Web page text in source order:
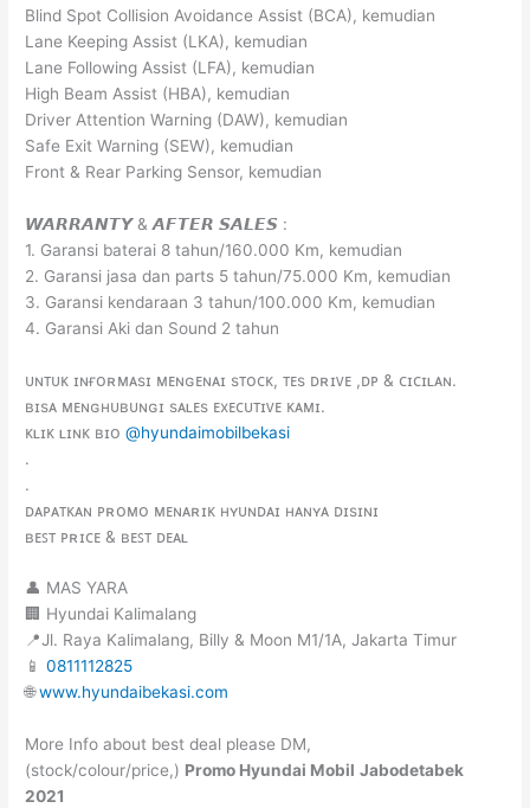
Blind Spot Collision Avoidance Assist (BCA), kemudian
Lane Keeping Assist (LKA), kemudian
Lane Following Assist (LFA), kemudian
High Beam Assist (HBA), kemudian
Driver Attention Warning (DAW), kemudian
Safe Exit Warning (SEW), kemudian
Front & Rear Parking Sensor, kemudian
𝙒𝘼𝙍𝙍𝘼𝙉𝙏𝙔 & 𝘼𝙁𝙏𝙀𝙍 𝙎𝘼𝙇𝙀𝙎 :
1. Garansi baterai 8 tahun/160.000 Km, kemudian
2. Garansi jasa dan parts 5 tahun/75.000 Km, kemudian
3. Garansi kendaraan 3 tahun/100.000 Km, kemudian
4. Garansi Aki dan Sound 2 tahun
ᴜɴᴛᴜᴋ ɪɴғᴏʀᴍᴀsɪ ᴍᴇɴɢᴇɴᴀɪ sᴛᴏᴄᴋ, ᴛᴇs ᴅʀɪᴠᴇ ,ᴅᴘ & ᴄɪᴄɪʟᴀɴ.
ʙɪsᴀ ᴍᴇɴɢʜᴜʙᴜɴɢɪ sᴀʟᴇs ᴇxᴇᴄᴜᴛɪᴠᴇ ᴋᴀᴍɪ.
ᴋʟɪᴋ ʟɪɴᴋ ʙɪᴏ@hyundaimobilbekasi
.
.
ᴅᴀᴘᴀᴛᴋᴀɴ ᴘʀᴏᴍᴏ ᴍᴇɴᴀʀɪᴋ ʜʏᴜɴᴅᴀɪ ʜᴀɴʏᴀ ᴅɪsɪɴɪ
ʙᴇꜱᴛ ᴘʀɪᴄᴇ & ʙᴇꜱᴛ ᴅᴇᴀʟ
👤 MAS YARA
🏢 Hyundai Kalimalang
📍Jl. Raya Kalimalang, Billy & Moon M1/1A, Jakarta Timur
📱0811112825
🌐www.hyundaibekasi.com
More Info about best deal please DM,
(stock/colour/price,) Promo Hyundai Mobil Jabodetabek
2021